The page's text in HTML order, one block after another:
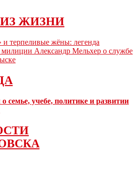
ЖИЗНИ
и терпеливые жёны: легенда
милиции Александр Мельхер о службе
семье, учебе, политике и развитии